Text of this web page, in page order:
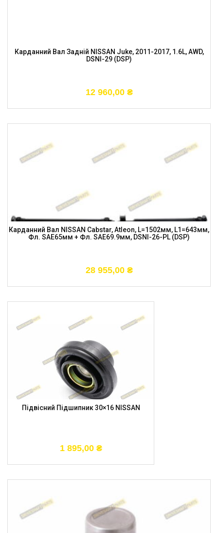
Карданний Вал Задній NISSAN Juke, 2011-2017, 1.6L, AWD,
DSNI-29 (DSP)
12 960,00 ₴
Карданний Вал NISSAN Cabstar, Atleon, L=1502мм, L1=643мм,
Фл. SAE65мм + Фл. SAE69.9мм, DSNI-26-PL (DSP)
28 955,00 ₴
Підвісний Підшипник 30×16 NISSAN
1 895,00 ₴